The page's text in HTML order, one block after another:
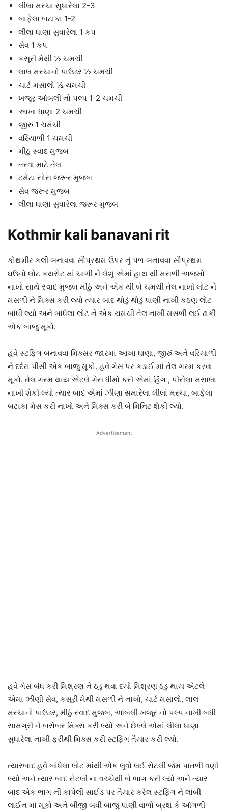
લીલા મરચા સુધારેલા 2-3
બાફેલા બટાકા 1-2
લીલા ધાણા સુધારેલા 1 કપ
સેવ 1 કપ
કસૂરી મેથી ½ ચમચી
લાલ મરચાનો પાઉડર ½ ચમચી
ચાર્ટ મસાલો ½ ચમચી
ખજૂર આંબલી નો પલ્પ 1-2 ચમચી
આખા ધાણા 2 ચમચી
જીરું 1 ચમચી
વરિયાળી 1 ચમચી
મીઠું સ્વાદ મુજબ
તરવા માટે તેલ
ટમેટા સોસ જરૂર મુજબ
સેવ જરૂર મુજબ
લીલા ધાણા સુધારેલા જરૂર મુજબ
Kothmir kali banavani rit
કોથમીર કલી બનાવવા સૌપ્રથમ ઉપર નું પળ બનાવવા સૌપ્રથમ
ઘઉંનો લોટ કથરોટ માં ચાળી ને લેશું એમાં હાથ થી મસળી અજમો
નાખો સાથે સ્વાદ મુજબ મીઠું અને એક થી બે ચમચી તેલ નાખી લોટ ને
મસળી ને મિક્સ કરી લ્યો ત્યાર બાદ થોડું થોડું પાણી નાખી કઠણ લોટ
બાંધી લ્યો અને બાંધેલા લોટ ને એક ચમચી તેલ નાખી મસળી લઈ ઢાંકી
એક બાજુ મૂકો.
હવે સ્ટફિંગ બનાવવા મિક્સર જારમાં આખા ધાણા, જીરું અને વરિયાળી
ને દર્દરા પીસી એક બાજુ મૂકો. હવે ગેસ પર કડાઈ માં તેલ ગરમ કરવા
મૂકો. તેલ ગરમ થાય એટલે ગેસ ધીમો કરી એમાં હિંગ , પીસેલા મસાલા
નાખી શેકી લ્યો ત્યાર બાદ એમાં ઝીણા સમારેલા લીલાં મરચા, બાફેલા
બટાકા મેસ કરી નાખો અને મિક્સ કરી બે મિનિટ શેકી લ્યો.
Advertisement
હવે ગેસ બંધ કરી મિશ્રણ ને ઠંડુ થવા દયો મિશ્રણ ઠંડુ થાય એટલે
એમાં ઝીણી સેવ, કસૂરી મેથી મસળી ને નાખો, ચાર્ટ મસાલો, લાલ
મરચાનો પાઉડર, મીઠું સ્વાદ મુજબ, આંબલી ખજૂર નો પલ્પ નાખી બધી
સામગ્રી ને બરોબર મિક્સ કરી લ્યો અને છેલ્લે એમાં લીલા ધાણા
સુધારેલા નાખી ફરીથી મિક્સ કરી સ્ટફિંગ તૈયાર કરી લ્યો.
ત્યારબાદ હવે બાંધેલા લોટ માંથી એક લુવો લઈ રોટલી જેમ પાતળી વણી
લ્યો અને ત્યાર બાદ રોટલી ના વચ્ચેથી બે ભાગ કરી લ્યો અને ત્યાર
બાદ એક ભાગ ની કાપેલી સાઈડ પર તૈયાર કરેલ સ્ટફિંગ ને લાંબી
લાઈન માં મૂકો અને બીજી બધી બાજુ પાણી વાળો બ્રશ કે આંગળી